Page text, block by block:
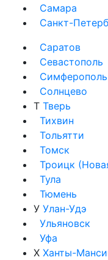
Самара
Санкт-
Саратов
Севастополь
Симферополь
Солнцево
Т Тверь
Тихвин
Тольятти
Томск
Троицк
Тула
Тюмень
У Улан-Удэ
Ульяновск
Уфа
Х Ханты-